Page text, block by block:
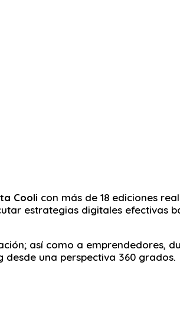
Cooli con más de 18 ediciones
estrategias digitales efectivas
así como a emprendedores,
una perspectiva 360 grados.